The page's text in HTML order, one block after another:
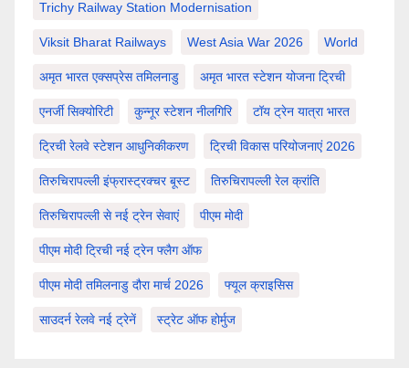
Trichy Railway Station Modernisation
Viksit Bharat Railways West Asia War 2026 World
अमृत भारत एक्सप्रेस तमिलनाडु अमृत भारत स्टेशन योजना ट्रिची
एनर्जी सिक्योरिटी कुन्नूर स्टेशन नीलगिरि टॉय ट्रेन यात्रा भारत
ट्रिची रेलवे स्टेशन आधुनिकीकरण ट्रिची विकास परियोजनाएं 2026
तिरुचिरापल्ली इंफ्रास्ट्रक्चर बूस्ट तिरुचिरापल्ली रेल क्रांति
तिरुचिरापल्ली से नई ट्रेन सेवाएं पीएम मोदी
पीएम मोदी ट्रिची नई ट्रेन फ्लैग ऑफ
पीएम मोदी तमिलनाडु दौरा मार्च 2026 फ्यूल क्राइसिस
साउदर्न रेलवे नई ट्रेनें स्ट्रेट ऑफ होर्मुज